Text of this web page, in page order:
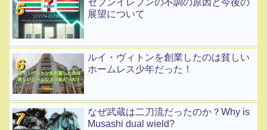
セブンイレブンの不調の原因と今後の
展望について
ルイ・ヴィトンを創業したのは貧しい
ホームレス少年だった！
なぜ武蔵は二刀流だったのか？Why is
Musashi dual wield?